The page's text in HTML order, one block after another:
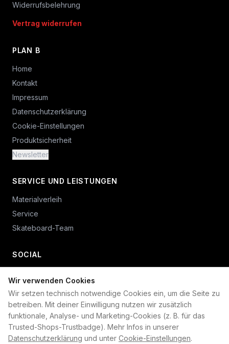
Wir verwenden Cookies
Wir setzen technisch notwendige Cookies ein, um die Seite zu
betreiben. Mit deiner Einwilligung nutzen wir zusätzlich
funktionale, Analyse- und Marketing-Cookies (z. B. für das
Trusted-Shops-Trustbadge). Mehr Infos in unserer
Datenschutzerklärung und unter Cookie-Einstellungen.
Widerrufsbelehrung
Vertrag widerrufen
PLAN B
Home
Kontakt
Impressum
Datenschutzerklärung
Cookie-Einstellungen
Produktsicherheit
Newsletter
SERVICE UND LEISTUNGEN
Materialverleih
Service
Skateboard-Team
SOCIAL
+49 234 687 00 38
shop@plan-b-funsport.de
Sichere Zahlung mit: